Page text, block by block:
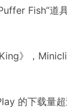
Fish”道
》，
的下载量超